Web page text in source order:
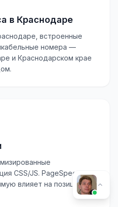
в Краснодаре
встроенные
номера —
и Краснодарском крае
CSS/JS. PageSpeed 70+
влияет на позиции в